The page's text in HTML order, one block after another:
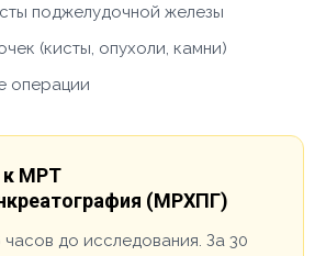
поджелудочной железы
(кисты, опухоли, камни)
операции
к МРТ
(МРХПГ)
часов до исследования. За 30